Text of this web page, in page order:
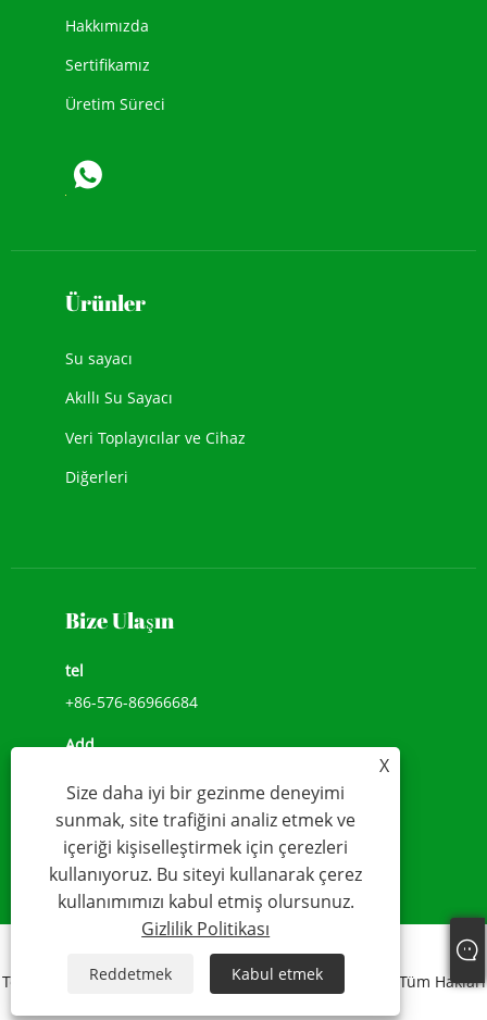
Hakkımızda
Sertifikamız
Üretim Süreci
Ürünler
Su sayacı
Akıllı Su Sayacı
Veri Toplayıcılar ve Cihaz
Diğerleri
Bize Ulaşın
tel
+86-576-86966684
Add
NO.1039, JIULONG AVENUE, CHENGXI SOKAK,
WENLING,ZHEJIANG, ÇİN(317500)
e-posta
sales@younio.com
RSS XML Gizlilik Politikası
Telif Hakkı 2020 WENLING YOUNIO SU SAYACI CO., LTD Tüm Hakları
X
Size daha iyi bir gezinme deneyimi
sunmak, site trafiğini analiz etmek ve
içeriği kişiselleştirmek için çerezleri
kullanıyoruz. Bu siteyi kullanarak çerez
kullanımımızı kabul etmiş olursunuz.
Gizlilik Politikası
Reddetmek Kabul etmek